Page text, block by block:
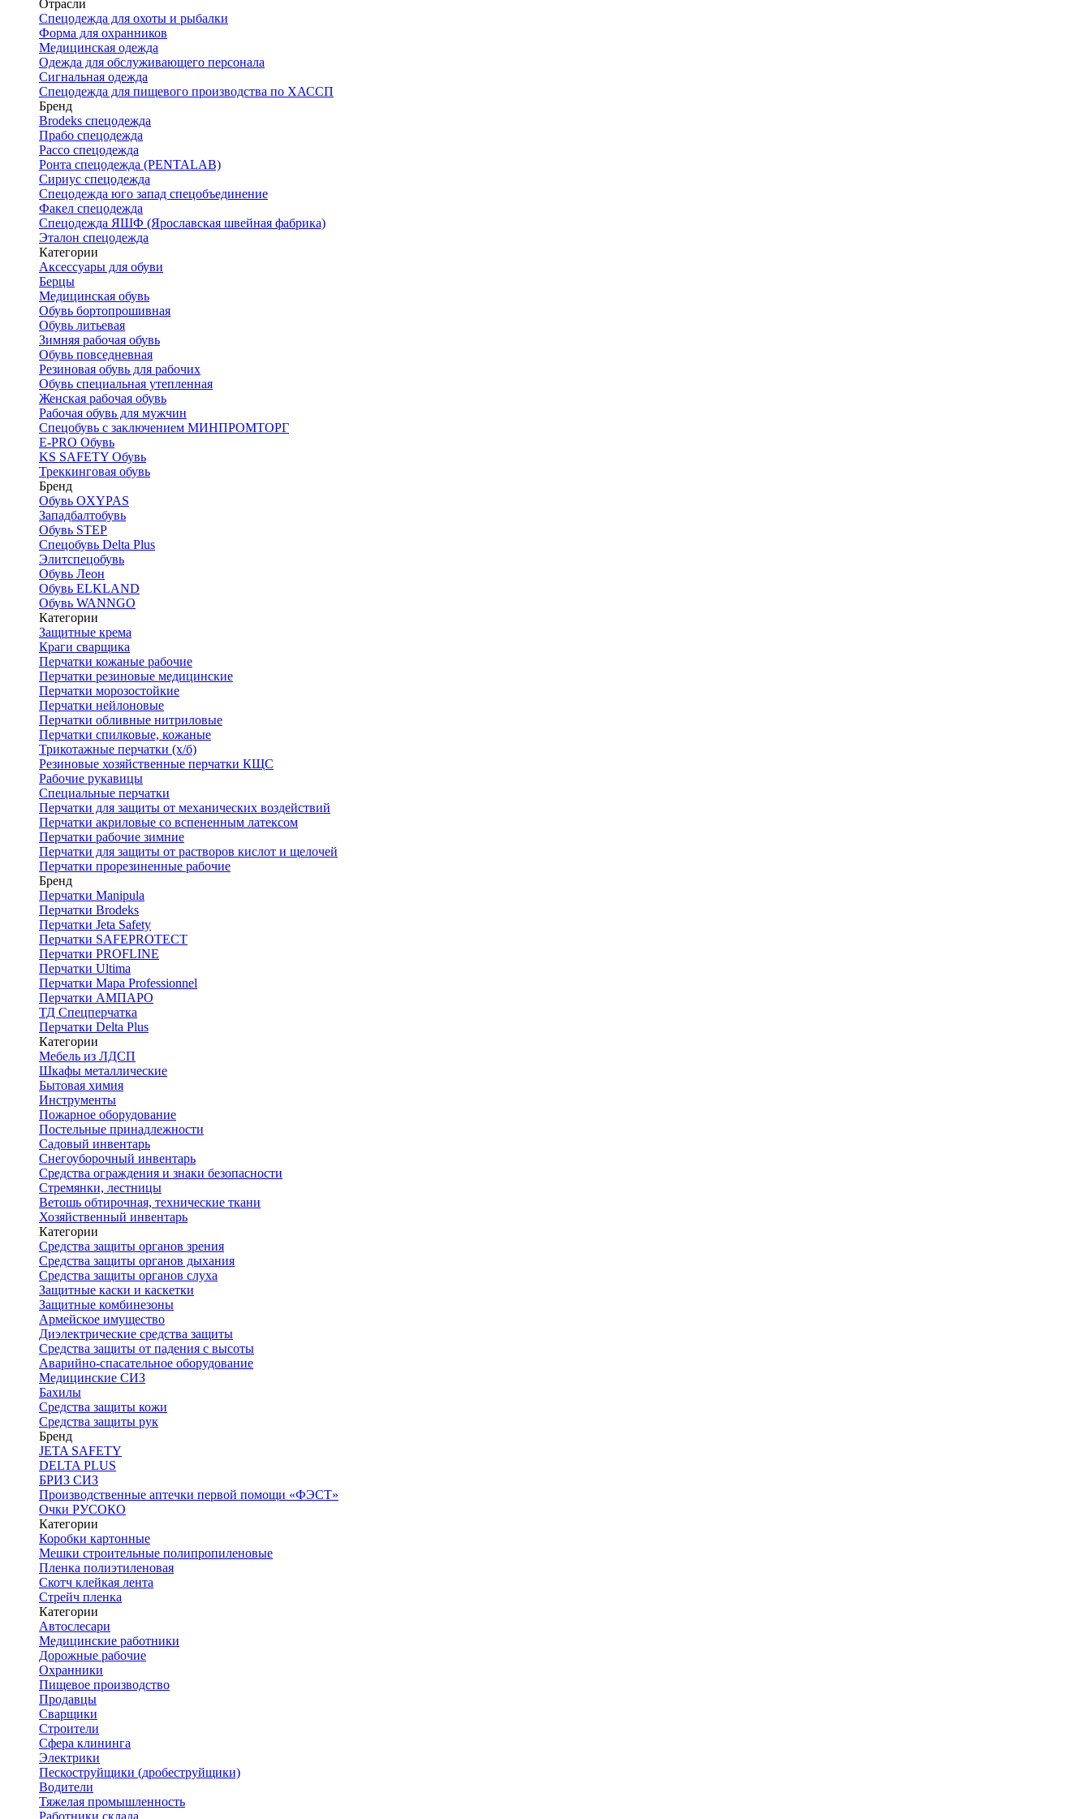
Отрасли
Спецодежда для охоты и рыбалки
Форма для охранников
Медицинская одежда
Одежда для обслуживающего персонала
Сигнальная одежда
Спецодежда для пищевого производства по ХАССП
Бренд
Brodeks спецодежда
Прабо спецодежда
Рассо спецодежда
Ронта спецодежда (PENTALAB)
Сириус спецодежда
Спецодежда юго запад спецобъединение
Факел спецодежда
Спецодежда ЯШФ (Ярославская швейная фабрика)
Эталон спецодежда
Категории
Аксессуары для обуви
Берцы
Медицинская обувь
Обувь бортопрошивная
Обувь литьевая
Зимняя рабочая обувь
Обувь повседневная
Резиновая обувь для рабочих
Обувь специальная утепленная
Женская рабочая обувь
Рабочая обувь для мужчин
Спецобувь с заключением МИНПРОМТОРГ
E-PRO Обувь
KS SAFETY Обувь
Треккинговая обувь
Бренд
Обувь OXYPAS
Западбалтобувь
Обувь STEP
Спецобувь Delta Plus
Элитспецобувь
Обувь Леон
Обувь ELKLAND
Обувь WANNGO
Категории
Защитные крема
Краги сварщика
Перчатки кожаные рабочие
Перчатки резиновые медицинские
Перчатки морозостойкие
Перчатки нейлоновые
Перчатки обливные нитриловые
Перчатки спилковые, кожаные
Трикотажные перчатки (х/б)
Резиновые хозяйственные перчатки КЩС
Рабочие рукавицы
Специальные перчатки
Перчатки для защиты от механических воздействий
Перчатки акриловые со вспененным латексом
Перчатки рабочие зимние
Перчатки для защиты от растворов кислот и щелочей
Перчатки прорезиненные рабочие
Бренд
Перчатки Manipula
Перчатки Brodeks
Перчатки Jeta Safety
Перчатки SAFEPROTECT
Перчатки PROFLINE
Перчатки Ultima
Перчатки Мара Professionnel
Перчатки АМПАРО
ТД Спецперчатка
Перчатки Delta Plus
Категории
Мебель из ЛДСП
Шкафы металлические
Бытовая химия
Инструменты
Пожарное оборудование
Постельные принадлежности
Садовый инвентарь
Снегоуборочный инвентарь
Средства ограждения и знаки безопасности
Стремянки, лестницы
Ветошь обтирочная, технические ткани
Хозяйственный инвентарь
Категории
Средства защиты органов зрения
Средства защиты органов дыхания
Средства защиты органов слуха
Защитные каски и каскетки
Защитные комбинезоны
Армейское имущество
Диэлектрические средства защиты
Средства защиты от падения с высоты
Аварийно-спасательное оборудование
Медицинские СИЗ
Бахилы
Средства защиты кожи
Средства защиты рук
Бренд
JETA SAFETY
DELTA PLUS
БРИЗ СИЗ
Производственные аптечки первой помощи «ФЭСТ»
Очки РУСОКО
Категории
Коробки картонные
Мешки строительные полипропиленовые
Пленка полиэтиленовая
Скотч клейкая лента
Стрейч пленка
Категории
Автослесари
Медицинские работники
Дорожные рабочие
Охранники
Пищевое производство
Продавцы
Сварщики
Строители
Сфера клининга
Электрики
Пескоструйщики (дробеструйщики)
Водители
Тяжелая промышленность
Работники склада